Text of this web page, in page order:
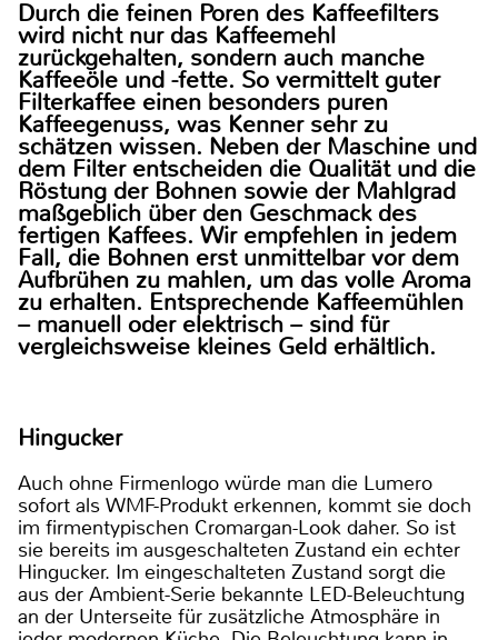
Durch die feinen Poren des Kaffeefilters
wird nicht nur das Kaffeemehl
zurückgehalten, sondern auch manche
Kaffeeöle und -fette. So vermittelt guter
Filterkaffee einen besonders puren
Kaffeegenuss, was Kenner sehr zu
schätzen wissen. Neben der Maschine und
dem Filter entscheiden die Qualität und die
Röstung der Bohnen sowie der Mahlgrad
maßgeblich über den Geschmack des
fertigen Kaffees. Wir empfehlen in jedem
Fall, die Bohnen erst unmittelbar vor dem
Aufbrühen zu mahlen, um das volle Aroma
zu erhalten. Entsprechende Kaffeemühlen
– manuell oder elektrisch – sind für
vergleichsweise kleines Geld erhältlich.
Hingucker
Auch ohne Firmenlogo würde man die Lumero
sofort als WMF-Produkt erkennen, kommt sie doch
im firmentypischen Cromargan-Look daher. So ist
sie bereits im ausgeschalteten Zustand ein echter
Hingucker. Im eingeschalteten Zustand sorgt die
aus der Ambient-Serie bekannte LED-Beleuchtung
an der Unterseite für zusätzliche Atmosphäre in